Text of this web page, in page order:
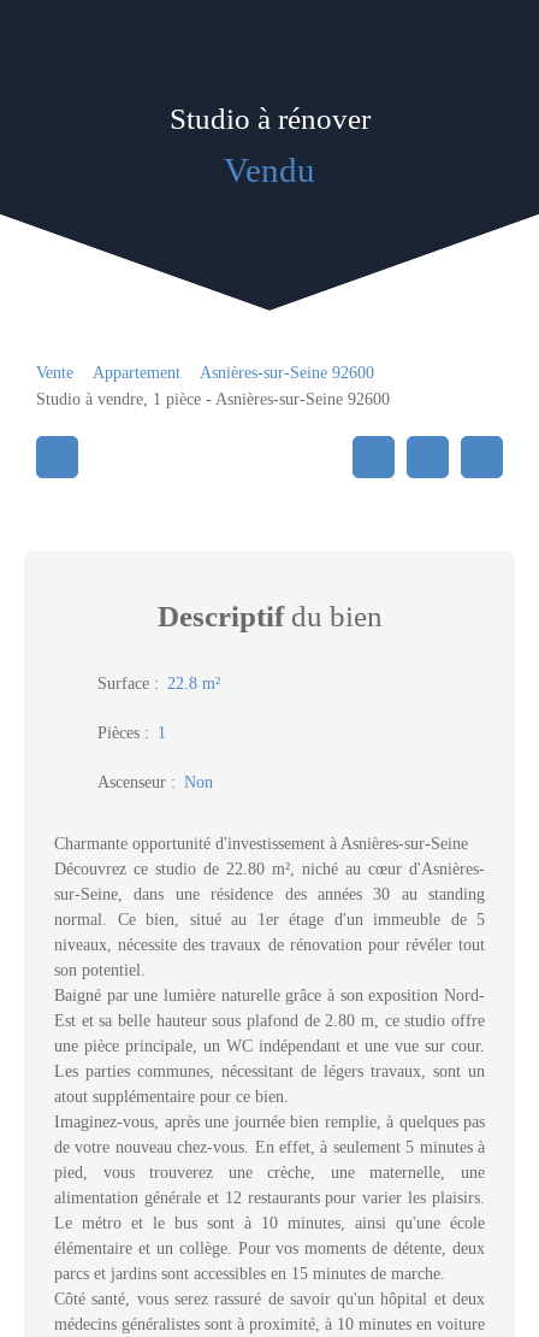
Studio à rénover
Vendu
Vente Appartement
Asnières-sur-Seine 92600
Studio à vendre, 1 pièce - Asnières-sur-Seine 92600
Descriptifdu bien
Surface : 22.8 m²
Pièces : 1
Ascenseur : Non
Charmante opportunité d'investissement à Asnières-sur-Seine
Découvrez ce studio de 22.80 m², niché au cœur d'Asnières-
sur-Seine, dans une résidence des années 30 au standing
normal. Ce bien, situé au 1er étage d'un immeuble de 5
niveaux, nécessite des travaux de rénovation pour révéler tout
son potentiel.
Baigné par une lumière naturelle grâce à son exposition Nord-
Est et sa belle hauteur sous plafond de 2.80 m, ce studio offre
une pièce principale, un WC indépendant et une vue sur cour.
Les parties communes, nécessitant de légers travaux, sont un
atout supplémentaire pour ce bien.
Imaginez-vous, après une journée bien remplie, à quelques pas
de votre nouveau chez-vous. En effet, à seulement 5 minutes à
pied, vous trouverez une crèche, une maternelle, une
alimentation générale et 12 restaurants pour varier les plaisirs.
Le métro et le bus sont à 10 minutes, ainsi qu'une école
élémentaire et un collège. Pour vos moments de détente, deux
parcs et jardins sont accessibles en 15 minutes de marche.
Côté santé, vous serez rassuré de savoir qu'un hôpital et deux
médecins généralistes sont à proximité, à 10 minutes en voiture